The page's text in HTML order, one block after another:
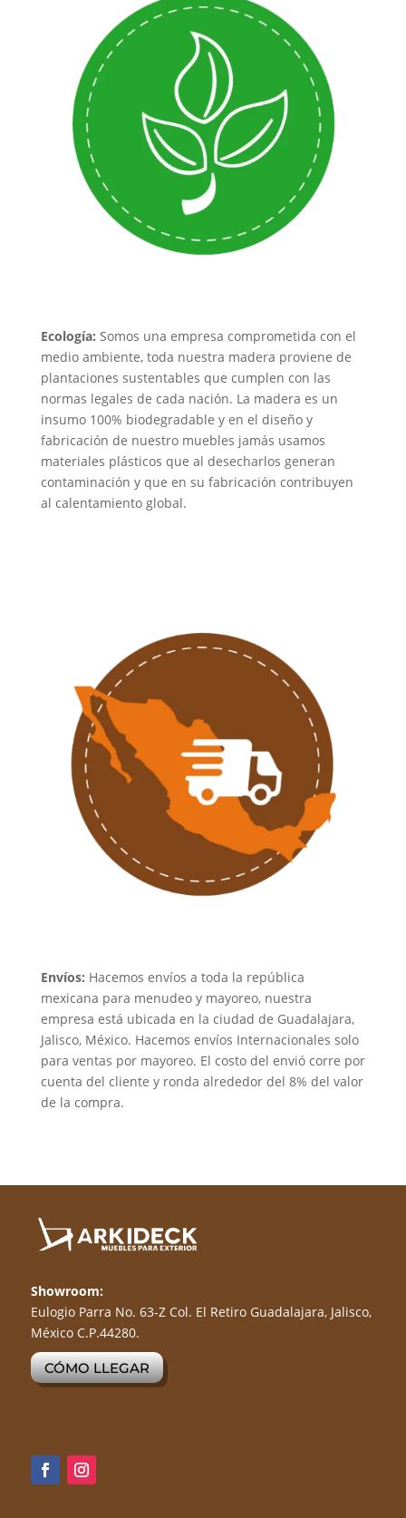
Ecología: Somos una empresa comprometida con el
medio ambiente, toda nuestra madera proviene de
plantaciones sustentables que cumplen con las
normas legales de cada nación. La madera es un
insumo 100% biodegradable y en el diseño y
fabricación de nuestro muebles jamás usamos
materiales plásticos que al desecharlos generan
contaminación y que en su fabricación contribuyen
al calentamiento global.
Envíos: Hacemos envíos a toda la república
mexicana para menudeo y mayoreo, nuestra
empresa está ubicada en la ciudad de Guadalajara,
Jalisco, México. Hacemos envíos Internacionales solo
para ventas por mayoreo. El costo del envió corre por
cuenta del cliente y ronda alrededor del 8% del valor
de la compra.
Showroom:
Eulogio Parra No. 63-Z Col. El Retiro Guadalajara, Jalisco,
México C.P.44280.
CÓMO LLEGAR